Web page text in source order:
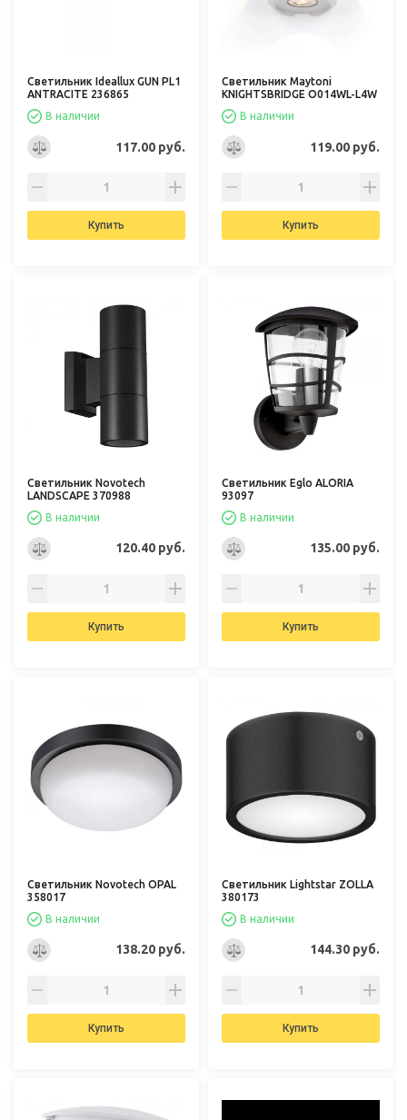
Светильник Ideallux GUN PL1
ANTRACITE 236865
В наличии
117.00 руб.
Купить
Светильник Maytoni
KNIGHTSBRIDGE O014WL-L4W
В наличии
119.00 руб.
Купить
Светильник Novotech
LANDSCAPE 370988
В наличии
120.40 руб.
Купить
Светильник Eglo ALORIA
93097
В наличии
135.00 руб.
Купить
Светильник Novotech OPAL
358017
В наличии
138.20 руб.
Купить
Светильник Lightstar ZOLLA
380173
В наличии
144.30 руб.
Купить